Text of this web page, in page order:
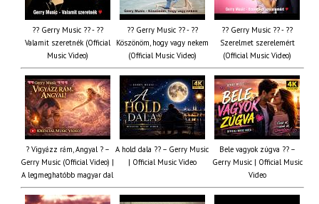
?? Gerry Music ?? - ??
Valamit szeretnék (Official
Music Video)
?? Gerry Music ?? - ??
Köszönöm, hogy vagy nekem
(Official Music Video)
?? Gerry Music ?? - ??
Szerelmet szerelemért
(Official Music Video)
? Vigyázz rám, Angyal ? –
Gerry Music (Official Video) |
A legmeghatóbb magyar dal
A hold dala ?? – Gerry Music
| Official Music Video
Bele vagyok zúgva ?? –
Gerry Music | Official Music
Video